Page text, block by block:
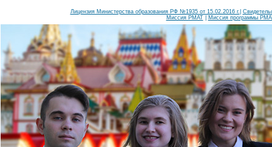
Лицензия Министерства образования РФ №1935 от 15.02.2016 г.
Миссия РМАТ| Миссия программы